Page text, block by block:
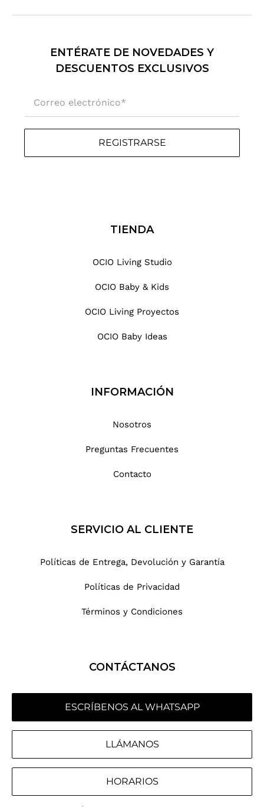
ENTÉRATE DE NOVEDADES Y
DESCUENTOS EXCLUSIVOS
REGISTRARSE
TIENDA
OCIO Living Studio
OCIO Baby & Kids
OCIO Living Proyectos
OCIO Baby Ideas
INFORMACIÓN
Nosotros
Preguntas Frecuentes
Contacto
SERVICIO AL CLIENTE
Políticas de Entrega, Devolución y Garantía
Políticas de Privacidad
Términos y Condiciones
CONTÁCTANOS
ESCRÍBENOS AL WHATSAPP
LLÁMANOS
HORARIOS